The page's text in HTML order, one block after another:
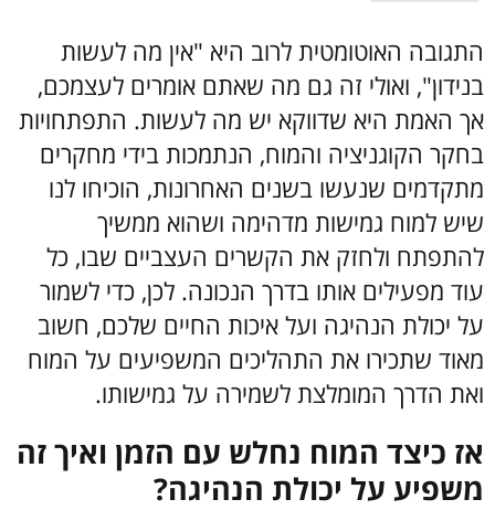
התגובה האוטומטית לרוב היא "אין מה לעשות
בנידון", ואולי זה גם מה שאתם אומרים לעצמכם,
אך האמת היא שדווקא יש מה לעשות. התפתחויות
בחקר הקוגניציה והמוח, הנתמכות בידי מחקרים
מתקדמים שנעשו בשנים האחרונות, הוכיחו לנו
שיש למוח גמישות מדהימה ושהוא ממשיך
להתפתח ולחזק את הקשרים העצביים שבו, כל
עוד מפעילים אותו בדרך הנכונה. לכן, כדי לשמור
על יכולת הנהיגה ועל איכות החיים שלכם, חשוב
מאוד שתכירו את התהליכים המשפיעים על המוח
ואת הדרך המומלצת לשמירה על גמישותו.
אז כיצד המוח נחלש עם הזמן ואיך זה
משפיע על יכולת הנהיגה?